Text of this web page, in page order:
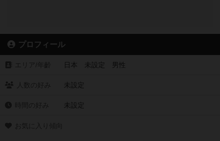
プロフィール
日本 未設定 男性
未設定
未設定